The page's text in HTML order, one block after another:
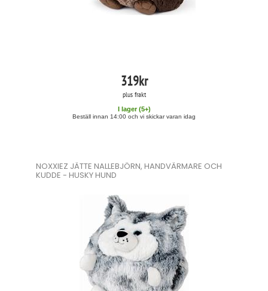
319kr
plus frakt
I lager (5+)
Beställ innan 14:00 och vi skickar varan idag
NOXXIEZ JÄTTE NALLEBJÖRN, HANDVÄRMARE OCH
KUDDE - HUSKY HUND